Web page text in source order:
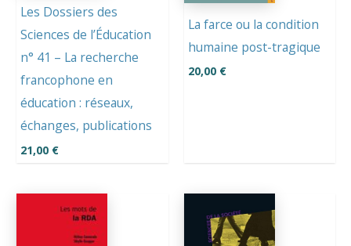
Les Dossiers des
Sciences de l’Éducation
n° 41 – La recherche
francophone en
éducation : réseaux,
échanges, publications
21,00 €
La farce ou la condition
humaine post-tragique
20,00 €